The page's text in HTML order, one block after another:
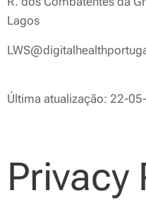
Lagos
Última atualização: 22-
Privacy